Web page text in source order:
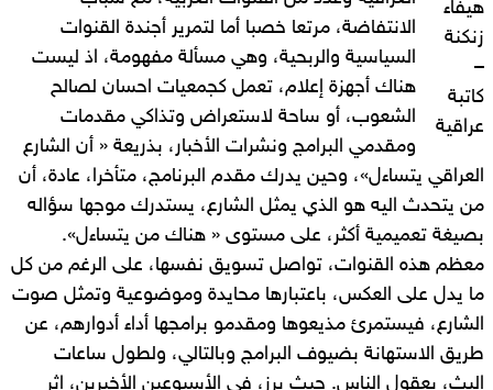
هيفاء
زنكنة
–
كاتبة
عراقية
الانتفاضة، مرتعا خصبا أما لتمرير أجندة القنوات
السياسية والربحية، وهي مسألة مفهومة، اذ ليست
هناك أجهزة إعلام، تعمل كجمعيات احسان لصالح
الشعوب، أو ساحة لاستعراض وتذاكي مقدمات
ومقدمي البرامج ونشرات الأخبار، بذريعة « أن الشارع
العراقي يتساءل»، وحين يدرك مقدم البرنامج، متأخرا، عادة، أن
من يتحدث اليه هو الذي يمثل الشارع، يستدرك موجها سؤاله
بصيغة تعميمية أكثر، على مستوى « هناك من يتساءل».
معظم هذه القنوات، تواصل تسويق نفسها، على الرغم من كل
ما يدل على العكس، باعتبارها محايدة وموضوعية وتمثل صوت
الشارع، فيستمرئ مذيعوها ومقدمو برامجها أداء أدوارهم، عن
طريق الاستهانة بضيوف البرامج وبالتالي، ولطول ساعات
البث، بعقول الناس. حيث برز، في الأسبوعين الأخيرين، إثر